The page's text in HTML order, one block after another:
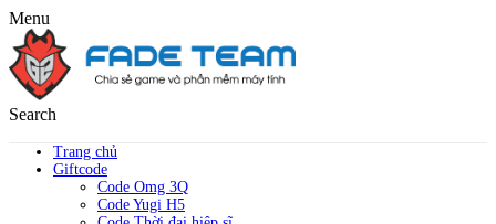
Menu
Search
Trang chủ
Giftcode
Code Omg 3Q
Code Yugi H5